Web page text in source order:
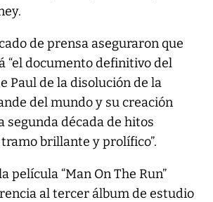
de prensa aseguraron que
“el documento definitivo del
Paul de la disolución de la
del mundo y su creación
segunda década de hitos
brillante y prolífico”.
película “Man On The Run”
al tercer álbum de estudio